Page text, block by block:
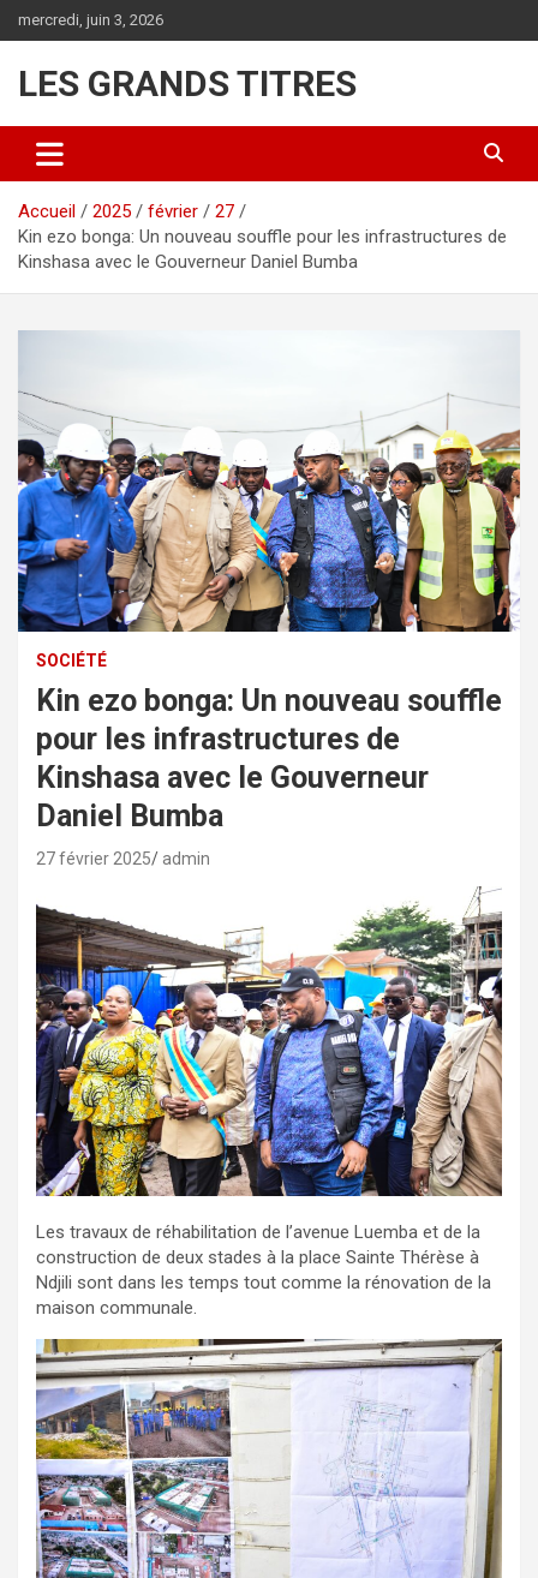
au
mercredi, juin 3, 2026
LES GRANDS TITRES
Accueil 2025 février
27
Kin ezo bonga: Un nouveau souffle pour les infrastructures de
Kinshasa avec le Gouverneur Daniel Bumba
SOCIÉTÉ
Kin ezo bonga: Un nouveau souffle
pour les infrastructures de
Kinshasa avec le Gouverneur
Daniel Bumba
27 février 2025 admin
Les travaux de réhabilitation de l’avenue Luemba et de la
construction de deux stades à la place Sainte Thérèse à
Ndjili sont dans les temps tout comme la rénovation de la
maison communale.